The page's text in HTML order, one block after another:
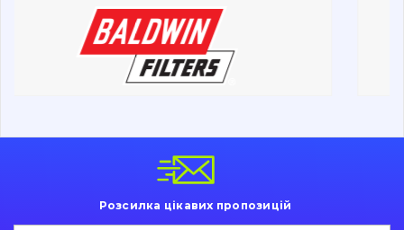
Ножі, ріжучі кромки
Захист (ковша, адаптера)
написати
Розсилка цікавих пропозицій